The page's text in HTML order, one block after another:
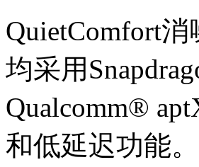
QuietComfort
均采用
Qualcomm®
和低延迟功能